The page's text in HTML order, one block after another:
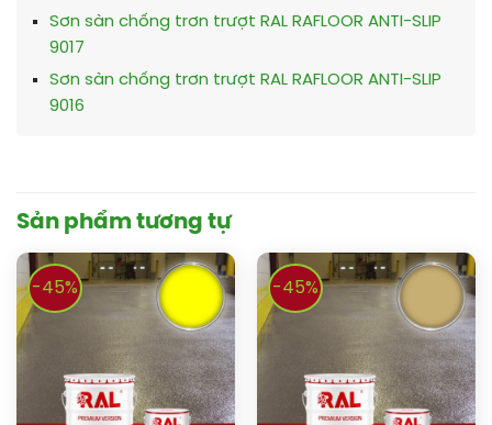
Sơn sàn chống trơn trượt RAL RAFLOOR ANTI-SLIP
9017
Sơn sàn chống trơn trượt RAL RAFLOOR ANTI-SLIP
9016
Sản phẩm tương tự
-45% -45%